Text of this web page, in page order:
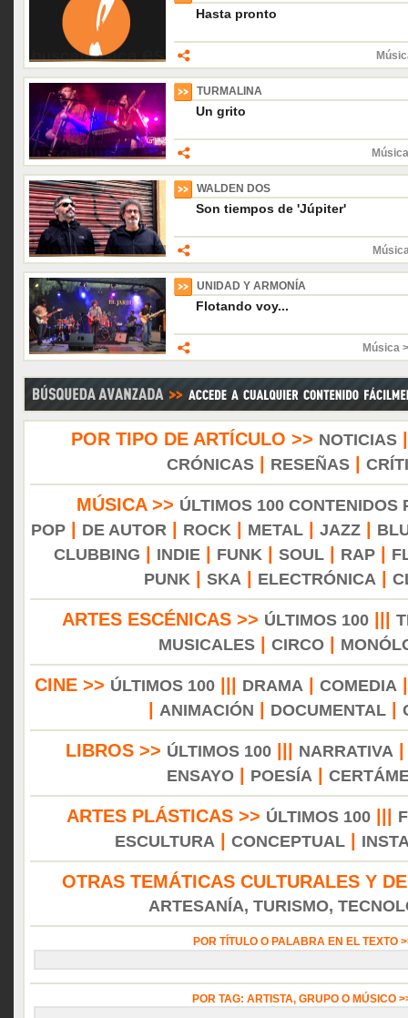
Hasta pronto
TURMALINA
Un grito
WALDEN DOS
Son tiempos de 'Júpiter'
UNIDAD Y ARMONÍA
Flotando voy...
Música
POR TIPO DE ARTÍCULO >> NOTICIAS
CRÓNICAS| RESEÑAS|
MÚSICA >> ÚLTIMOS 100 CONTENIDOS
POP| DE AUTOR ROCK METAL| JAZZ|
CLUBBING
INDIE| FUNK SOUL| RAP|
PUNK
SKA ELECTRÓNICA
ARTES ESCÉNICAS >> ÚLTIMOS 100
MUSICALES
CIRCO
CINE >> ÚLTIMOS 100||| DRAMA COMEDIA
ANIMACIÓN DOCUMENTAL|
LIBROS >> ÚLTIMOS 100 NARRATIVA
ENSAYO| POESÍA
ARTES PLÁSTICAS >> ÚLTIMOS 100|||
ESCULTURA
CONCEPTUAL
OTRAS TEMÁTICAS CULTURALES Y
ARTESANÍA, TURISMO,
POR TÍTULO O PALABRA EN EL TEXTO
POR TAG: ARTISTA, GRUPO O MÚSICO